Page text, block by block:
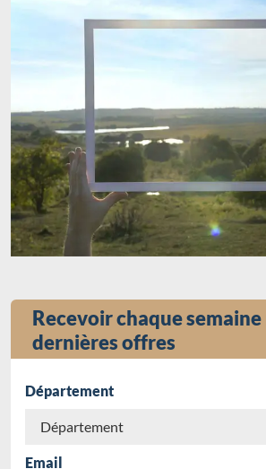
Recevoir chaque semaine
dernières offres
Département
Email